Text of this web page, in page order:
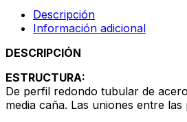
Descripción
Información adicional
DESCRIPCIÓN
ESTRUCTURA:
De perfil redondo tubular de
media caña. Las uniones entre